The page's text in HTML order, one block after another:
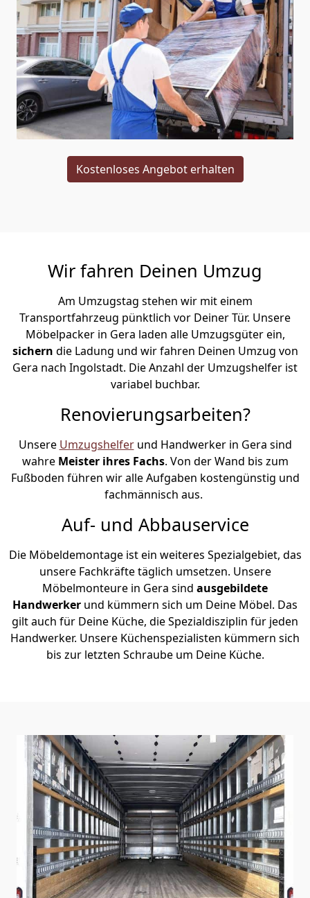
Kostenloses Angebot erhalten
Wir fahren Deinen Umzug
Am Umzugstag stehen wir mit einem
Transportfahrzeug pünktlich vor Deiner Tür. Unsere
Möbelpacker in Gera laden alle Umzugsgüter ein,
sichern die Ladung und wir fahren Deinen Umzug von
Gera nach Ingolstadt. Die Anzahl der Umzugshelfer ist
variabel buchbar.
Renovierungsarbeiten?
Unsere Umzugshelferund Handwerker in Gera sind
wahre Meister ihres Fachs. Von der Wand bis zum
Fußboden führen wir alle Aufgaben kostengünstig und
fachmännisch aus.
Auf- und Abbauservice
Die Möbeldemontage ist ein weiteres Spezialgebiet, das
unsere Fachkräfte täglich umsetzen. Unsere
Möbelmonteure in Gera sind ausgebildete
Handwerker und kümmern sich um Deine Möbel. Das
gilt auch für Deine Küche, die Spezialdisziplin für jeden
Handwerker. Unsere Küchenspezialisten kümmern sich
bis zur letzten Schraube um Deine Küche.